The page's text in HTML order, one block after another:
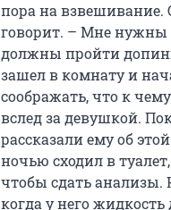
пора на взвешивание.
говорит. – Мне нужны
должны пройти
зашел в комнату и
соображать, что к
вслед за девушкой.
рассказали ему об
ночью сходил в
чтобы сдать анализы.
когда у него